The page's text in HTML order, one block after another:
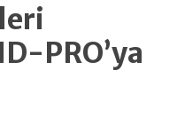
PRO’ya